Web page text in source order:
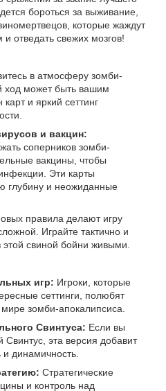
бороться за выживание,
которые жаждут
отведать свежих мозгов!
в атмосферу зомби-
ход может быть вашим
и яркий сеттинг
и вакцин:
соперников зомби-
вакцины, чтобы
Эти карты
глубину и неожиданные
правила делают игру
Играйте тактично и
свиной бойни живыми.
игр: Игроки, которые
сеттинги, полюбят
зомби-апокалипсиса.
Свинтуса: Если вы
эта версия добавит
и динамичность.
Стратегические
и контроль над